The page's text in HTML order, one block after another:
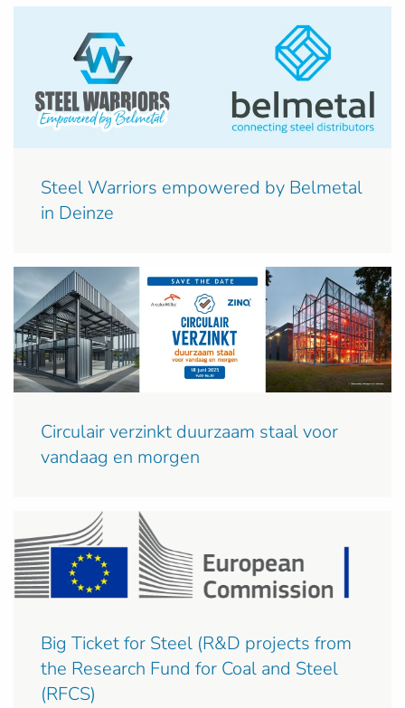
Steel Warriors empowered by Belmetal
in Deinze
Circulair verzinkt duurzaam staal voor
vandaag en morgen
Big Ticket for Steel (R&D projects from
the Research Fund for Coal and Steel
(RFCS)